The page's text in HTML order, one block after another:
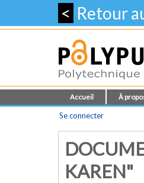
< Retour
Accueil À
Se connecter
KAREN"